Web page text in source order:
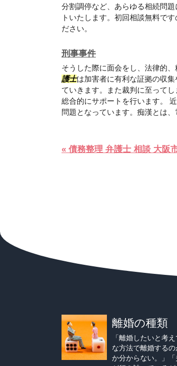
分割調停など、あらゆる相続問
トいたします。初回相談無料で
ださい。
刑事事件
そうした際に面会をし、法律的
護士は加害者に有利な証拠の収
ていきます。また裁判に至って
総合的にサポートを行います。
問題となっています。痴漢とは、
« 債務整理 弁護士 相談 大阪
離婚の種類
「離婚したいと考
な方法で離婚する
か分からない。」